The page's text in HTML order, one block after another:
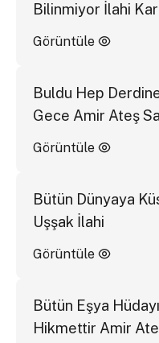
Bilinmiyor İlahi
Görüntüle
Buldu Hep
Gece Amir Ateş
Görüntüle
Bütün Dünyaya
Uşşak İlahi
Görüntüle
Bütün Eşya
Hikmettir Amir